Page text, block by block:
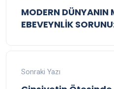
MODERN DÜNYANIN
EBEVEYNLİK
Sonraki Yazı